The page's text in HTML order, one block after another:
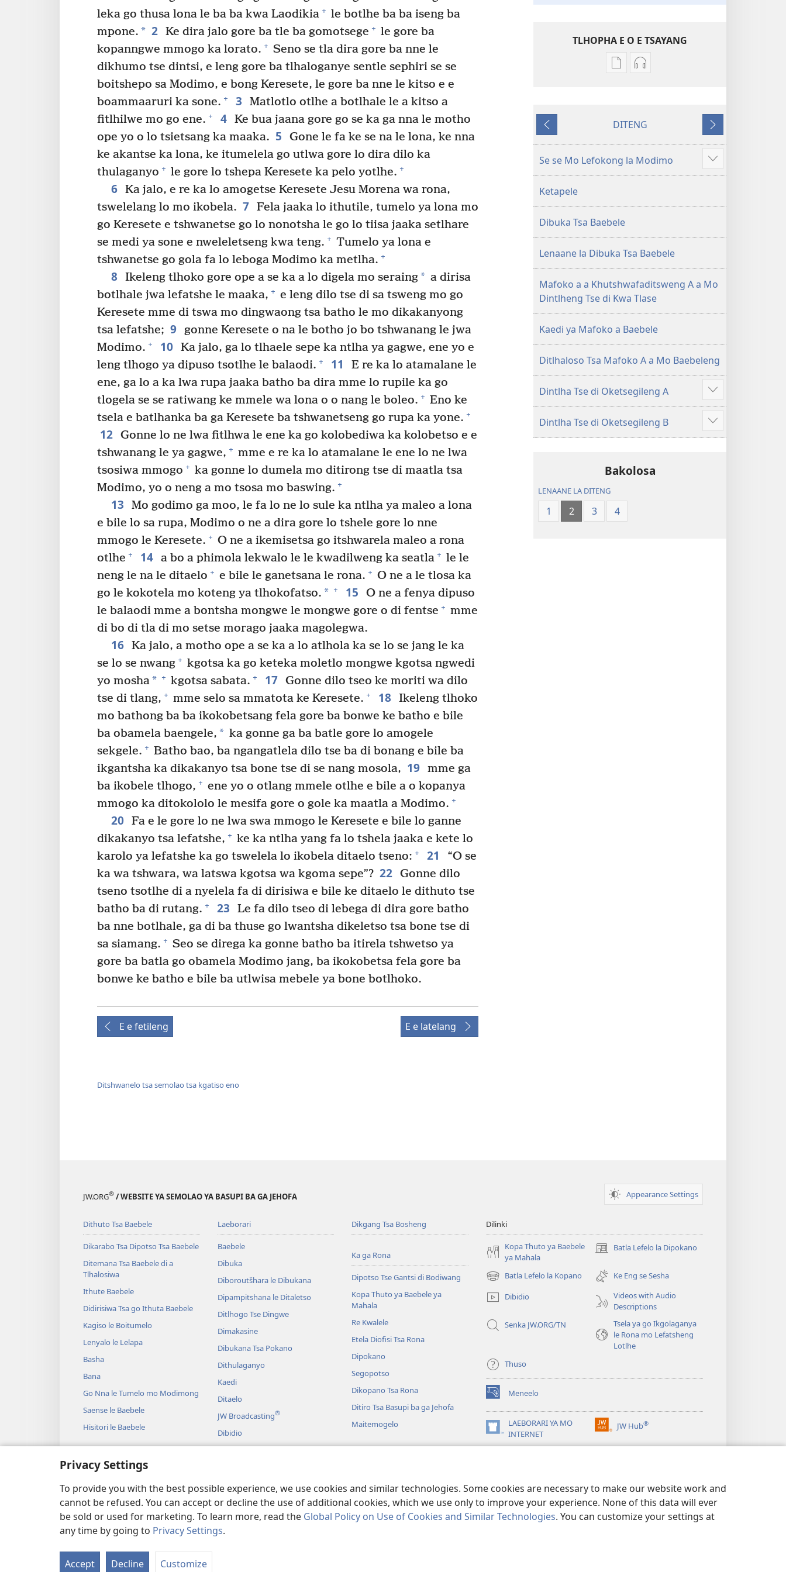
Privacy Settings
To provide you with the best possible experience, we use cookies and similar technologies. Some cookies are necessary to make our website work and
cannot be refused. You can accept or decline the use of additional cookies, which we use only to improve your experience. None of this data will ever
be sold or used for marketing. To learn more, read the Global Policy on Use of Cookies and Similar Technologies. You can customize your settings at
any time by going to Privacy Settings.
Accept Decline Customize
leka go thusa lona le ba ba kwa Laodikia + le botlhe ba ba iseng ba
mpone. * 2 Ke dira jalo gore ba tle ba gomotsege + le gore ba
kopanngwe mmogo ka lorato. + Seno se tla dira gore ba nne le
dikhumo tse dintsi, e leng gore ba tlhaloganye sentle sephiri se se
boitshepo sa Modimo, e bong Keresete, le gore ba nne le kitso e e
boammaaruri ka sone. + 3
Matlotlo otlhe a botlhale le a kitso a
fitlhilwe mo go ene. + 4 Ke bua jaana gore go se ka ga nna le motho
ope yo o lo tsietsang ka maaka. 5
Gone le fa ke se na le lona, ke nna
ke akantse ka lona, ke itumelela go utlwa gore lo dira dilo ka
thulaganyo + le gore lo tshepa Keresete ka pelo yotlhe. +
6 Ka jalo, e re ka lo amogetse Keresete Jesu Morena wa rona,
tswelelang lo mo ikobela. 7 Fela jaaka lo ithutile, tumelo ya lona mo
go Keresete e tshwanetse go lo nonotsha le go lo tiisa jaaka setlhare
se medi ya sone e nweleletseng kwa teng. + Tumelo ya lona e
tshwanetse go gola fa lo leboga Modimo ka metlha. +
8 Ikeleng tlhoko gore ope a se ka a lo digela mo seraing* a dirisa
botlhale jwa lefatshe le maaka, + e leng dilo tse di sa tsweng mo go
Keresete mme di tswa mo dingwaong tsa batho le mo dikakanyong
tsa lefatshe; 9 gonne Keresete o na le botho jo bo tshwanang le jwa
Modimo. + 10 Ka jalo, ga lo tlhaele sepe ka ntlha ya gagwe, ene yo e
leng tlhogo ya dipuso tsotlhe le balaodi. + 11
E re ka lo atamalane le
ene, ga lo a ka lwa rupa jaaka batho ba dira mme lo rupile ka go
tlogela se se ratiwang ke mmele wa lona o o nang le boleo. + Eno ke
tsela e batlhanka ba ga Keresete ba tshwanetseng go rupa ka yone. +
12 Gonne lo ne lwa fitlhwa le ene ka go kolobediwa ka kolobetso e e
tshwanang le ya gagwe, + mme e re ka lo atamalane le ene lo ne lwa
tsosiwa mmogo + ka gonne lo dumela mo ditirong tse di maatla tsa
Modimo, yo o neng a mo tsosa mo baswing. +
13
Mo godimo ga moo, le fa lo ne lo sule ka ntlha ya maleo a lona
e bile lo sa rupa, Modimo o ne a dira gore lo tshele gore lo nne
mmogo le Keresete. + O ne a ikemisetsa go itshwarela maleo a rona
otlhe + 14 a bo a phimola lekwalo le le kwadilweng ka seatla + le le
neng le na le ditaelo + e bile le ganetsana le rona. + O ne a le tlosa ka
go le kokotela mo koteng ya tlhokofatso. * + 15
O ne a fenya dipuso
le balaodi mme a bontsha mongwe le mongwe gore o di fentse + mme
di bo di tla di mo setse morago jaaka magolegwa.
16 Ka jalo, a motho ope a se ka a lo atlhola ka se lo se jang le ka
se lo se nwang + kgotsa ka go keteka moletlo mongwe kgotsa ngwedi
yo mosha* + kgotsa sabata. + 17 Gonne dilo tseo ke moriti wa dilo
tse di tlang, + mme selo sa mmatota ke Keresete. + 18 Ikeleng tlhoko
mo bathong ba ba ikokobetsang fela gore ba bonwe ke batho e bile
ba obamela baengele, * ka gonne ga ba batle gore lo amogele
sekgele. + Batho bao, ba ngangatlela dilo tse ba di bonang e bile ba
ikgantsha ka dikakanyo tsa bone tse di se nang mosola, 19 mme ga
ba ikobele tlhogo, + ene yo o otlang mmele otlhe e bile a o kopanya
mmogo ka ditokololo le mesifa gore o gole ka maatla a Modimo. +
20 Fa e le gore lo ne lwa swa mmogo le Keresete e bile lo ganne
dikakanyo tsa lefatshe, + ke ka ntlha yang fa lo tshela jaaka e kete lo
karolo ya lefatshe ka go tswelela lo ikobela ditaelo tseno: + 21
“O se
ka wa tshwara, wa latswa kgotsa wa kgoma sepe”? 22 Gonne dilo
tseno tsotlhe di a nyelela fa di dirisiwa e bile ke ditaelo le dithuto tse
batho ba di rutang. + 23
Le fa dilo tseo di lebega di dira gore batho
ba nne botlhale, ga di ba thuse go lwantsha dikeletso tsa bone tse di
sa siamang. + Seo se direga ka gonne batho ba itirela tshwetso ya
gore ba batla go obamela Modimo jang, ba ikokobetsa fela gore ba
bonwe ke batho e bile ba utlwisa mebele ya bone botlhoko.
E e fetileng E e latelang
Ditshwanelo tsa semolao tsa kgatiso eno
TLHOPHA E O E TSAYANG
Ditsela
dikgatiso
ileketeroniki
Baebele
ya
Lefatshe
le
Lesha
(E
Tlhabolotswe
ka
Ditsela
dikgatiso
di
rekotilweng
Thanolo
Lefatshe
le
Lesha
(E
Tlhabolotswe
e
fetileng
DITENG
e
latelang
Se se Mo Lefokong la Modimo
Show
more
Ketapele
Dibuka Tsa Baebele
Lenaane la Dibuka Tsa Baebele
Mafoko a a Khutshwafaditsweng A a Mo
Dintlheng Tse di Kwa Tlase
Kaedi ya Mafoko a Baebele
Ditlhaloso Tsa Mafoko A a Mo Baebeleng
Dintlha Tse di Oketsegileng A
Show
more
Dintlha Tse di Oketsegileng B
Show
more
Bakolosa
LENAANE LA DITENG
1 2 3 4
JW.ORG® / WEBSITE YA SEMOLAO YA BASUPI BA GA JEHOFA Appearance Settings
Dithuto Tsa Baebele
Dikarabo Tsa Dipotso Tsa Baebele
Ditemana Tsa Baebele di a
Tlhalosiwa
Ithute Baebele
Didirisiwa Tsa go Ithuta Baebele
Kagiso le Boitumelo
Lenyalo le Lelapa
Basha
Bana
Go Nna le Tumelo mo Modimong
Saense le Baebele
Hisitori le Baebele
Laeborari
Baebele
Dibuka
Diboroutšhara le Dibukana
Dipampitshana le Ditaletso
Ditlhogo Tse Dingwe
Dimakasine
Dibukana Tsa Pokano
Dithulaganyo
Kaedi
Ditaelo
JW Broadcasting®
Dibidio
Mmino
Diterama Tsa Mmalo wa Baebele
Dikgang Tsa Bosheng
Ka ga Rona
Dipotso Tse Gantsi di Bodiwang
Kopa Thuto ya Baebele ya
Mahala
Re Kwalele
Etela Diofisi Tsa Rona
Dipokano
Segopotso
Dikopano Tsa Rona
Ditiro Tsa Basupi ba ga Jehofa
Maitemogelo
Dilinki
Kopa Thuto ya Baebele
ya Mahala
Batla Lefelo la Dipokano
(e
tsebe
nngwe)
Batla Lefelo la Kopano
(e
bula
tsebe
nngwe)
Ke Eng se Sesha
Dibidio
Videos with Audio
Descriptions
Senka JW.ORG/TN
Tsela ya go Ikgolaganya
le Rona mo Lefatsheng
Lotlhe
Thuso
Meneelo
(e
bula
tsebe
e
nngwe)
LAEBORARI YA MO
INTERNET
(e
bula
JW Hub®
(e
Copyright© 2026 Watch Tower Bible and Tract Society of Pennsylvania.